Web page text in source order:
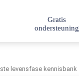
Gratis
ondersteuning
levensfase kennisbank